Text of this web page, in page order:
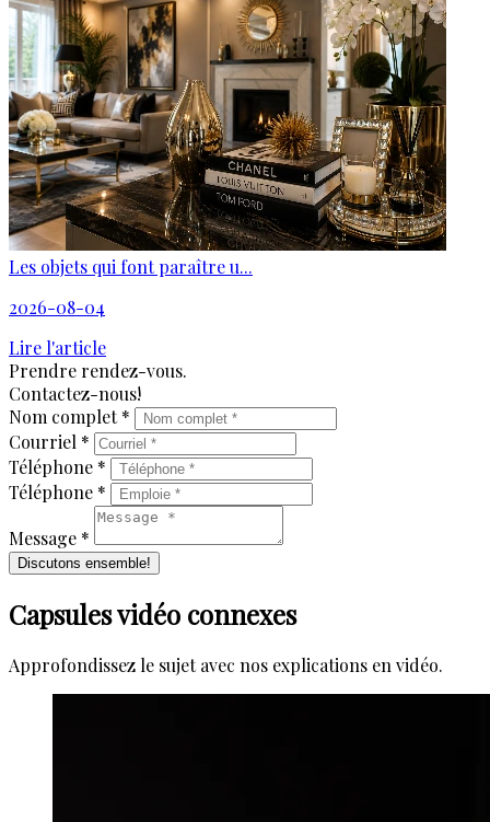
Les objets qui font paraître u...
2026-08-04
Lire l'article
Prendre rendez-vous.
Contactez-nous!
Nom complet *
Courriel *
Téléphone *
Téléphone *
Message *
Discutons ensemble!
Capsules vidéo connexes
Approfondissez le sujet avec nos explications en vidéo.